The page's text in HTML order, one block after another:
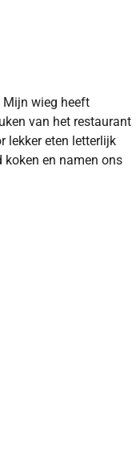
Mijn wieg heeft
van het restaurant
lekker eten letterlijk
koken en namen ons